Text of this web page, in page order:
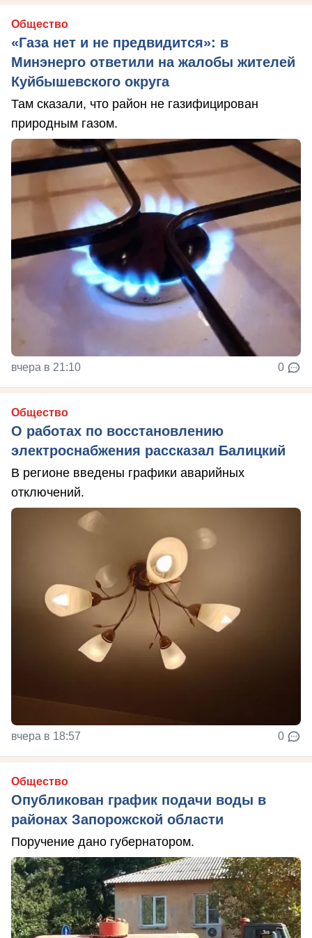
Общество
«Газа нет и не предвидится»: в
Минэнерго ответили на жалобы жителей
Куйбышевского округа
Там сказали, что район не газифицирован
природным газом.
вчера в 21:10 0
Общество
О работах по восстановлению
электроснабжения рассказал Балицкий
В регионе введены графики аварийных
отключений.
вчера в 18:57 0
Общество
Опубликован график подачи воды в
районах Запорожской области
Поручение дано губернатором.